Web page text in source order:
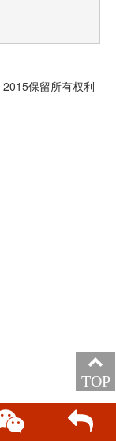
保留所有权利
TOP